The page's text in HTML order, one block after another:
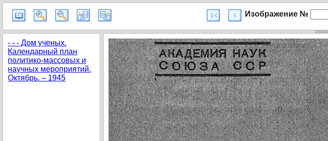
Изображение №
- - - Дом ученых.
Календарный план
политико-массовых и
научных мероприятий.
Октябрь. – 1945